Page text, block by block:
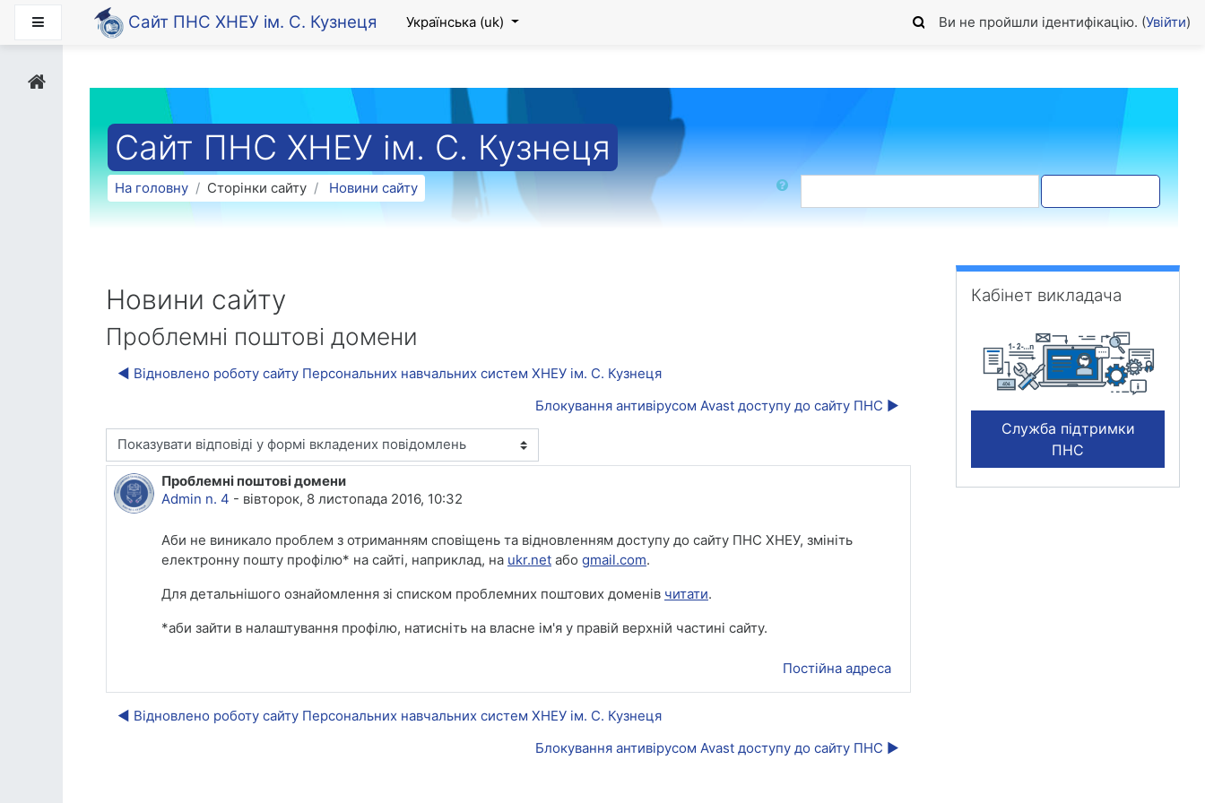
Перейти до головного вмісту
Бокова панельСайт ПНС ХНЕУ ім. С. Кузнеця Українська ‎(uk)‎ Ви не пройшли ідентифікацію. (Увійти)
Сайт ПНС ХНЕУ ім. С. Кузнеця
На головну Сторінки сайту Новини сайту
Новини сайту
Проблемні поштові домени
◀︎ Відновлено роботу сайту Персональних навчальних систем ХНЕУ ім. С. Кузнеця
Блокування антивірусом Avast доступу до сайту ПНС ▶︎
Тип показу
Проблемні поштові домени
Admin n. 4 - вівторок, 8 листопада 2016, 10:32
Кількість відповідей: 0
Аби не виникало проблем з отриманням сповіщень та відновленням доступу до сайту ПНС ХНЕУ, змініть
електронну пошту профілю* на сайті, наприклад, на ukr.net або gmail.com.
Для детальнішого ознайомлення зі списком проблемних поштових доменів читати.
*аби зайти в налаштування профілю, натисніть на власне ім'я у правій верхній частині сайту.
Постійна адреса
◀︎ Відновлено роботу сайту Персональних навчальних систем ХНЕУ ім. С. Кузнеця
Блокування антивірусом Avast доступу до сайту ПНС ▶︎
Пропустити Кабінет викладача
Кабінет викладача
Служба підтримки
ПНС